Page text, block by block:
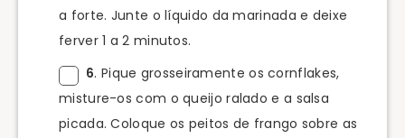
a forte. Junte o líquido da marinada e deixe
ferver 1 a 2 minutos.
6. Pique grosseiramente os cornflakes,
misture-os com o queijo ralado e a salsa
picada. Coloque os peitos de frango sobre as